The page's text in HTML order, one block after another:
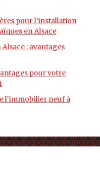
pour l’installation
en Alsace
: avantages
pour votre
l’immobilier neuf à